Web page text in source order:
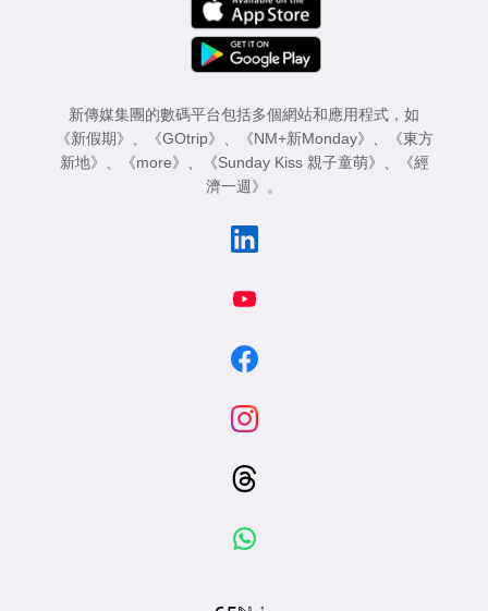
新傳媒集團的數碼平台包括多個網站和應用程式，如
《新假期》 、 《GOtrip》 、 《NM+新Monday》 、
《東方
新地》 、 《more》 、 《Sunday Kiss 親子童萌》 、
《經
濟一週》 。